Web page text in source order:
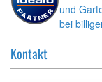
Kontakt